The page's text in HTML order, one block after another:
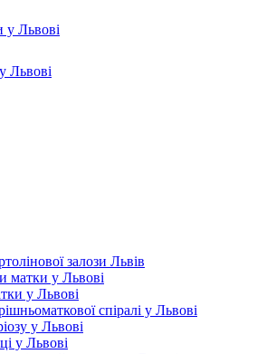
у Львові
Львові
залози Львів
матки у Львові
у Львові
спіралі у Львові
у Львові
у Львові